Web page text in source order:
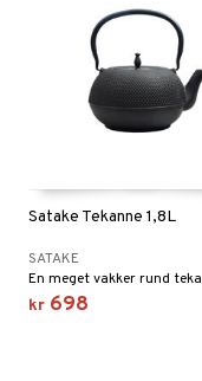
Satake Tekanne 1,8L
SATAKE
kr 698